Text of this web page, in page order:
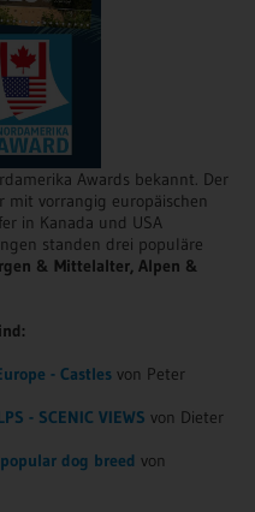
Awards bekannt. Der
mit vorrangig europäischen
in Kanada und USA
standen drei populäre
& Mittelalter, Alpen &
- Castles von Peter
- SCENIC VIEWS von Dieter
dog breed von